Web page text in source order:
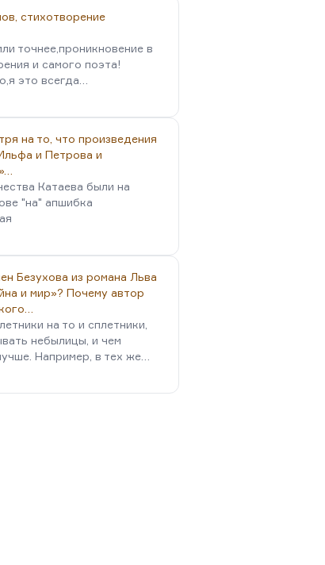
стихотворение
точнее,проникновение в
и самого поэта!
это всегда…
на то, что произведения
и Петрова и
Катаева были на
"на" апшибка
Безухова из романа Льва
и мир»? Почему автор
на то и сплетники,
небылицы, и чем
Например, в тех же…